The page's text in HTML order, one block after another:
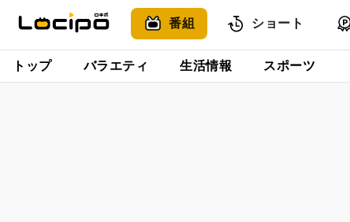
番組 ショート
トップ バラエティ 生活情報 スポーツ